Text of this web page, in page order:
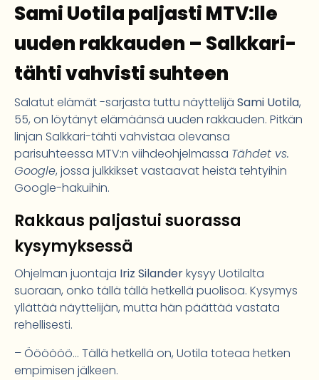
Sami Uotila paljasti MTV:lle
uuden rakkauden – Salkkari-
tähti vahvisti suhteen
Salatut elämät -sarjasta tuttu näyttelijä Sami Uotila,
55, on löytänyt elämäänsä uuden rakkauden. Pitkän
linjan Salkkari-tähti vahvistaa olevansa
parisuhteessa MTV:n viihdeohjelmassa Tähdet vs.
Google, jossa julkkikset vastaavat heistä tehtyihin
Google-hakuihin.
Rakkaus paljastui suorassa
kysymyksessä
Ohjelman juontaja Iriz Silanderkysyy Uotilalta
suoraan, onko tällä tällä hetkellä puolisoa. Kysymys
yllättää näyttelijän, mutta hän päättää vastata
rehellisesti.
– Öööööö… Tällä hetkellä on, Uotila toteaa hetken
empimisen jälkeen.